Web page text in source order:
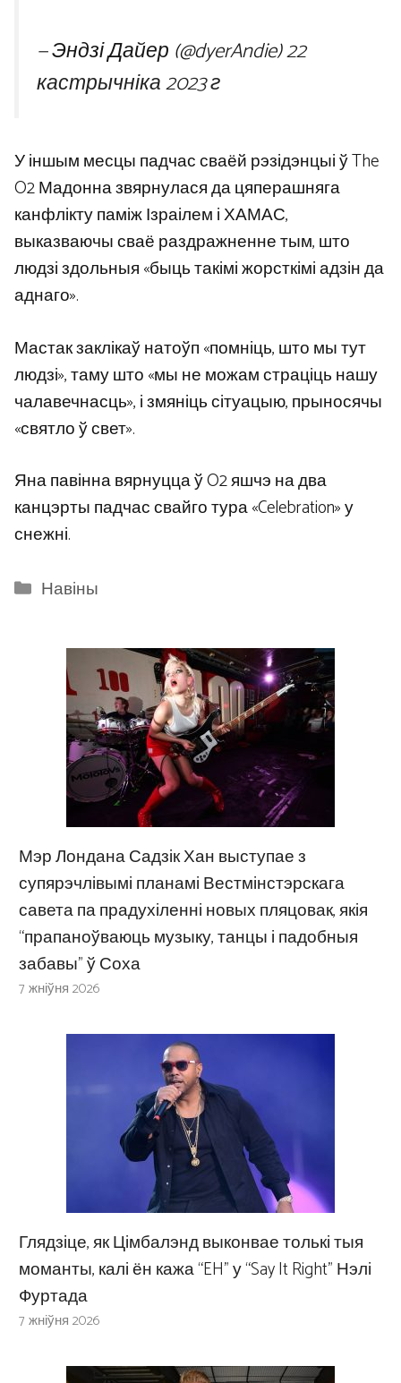
— Эндзі Дайер (@dyerAndie)22
кастрычніка 2023 г
У іншым месцы падчас сваёй рэзідэнцыі ў The
O2 Мадонна звярнулася да цяперашняга
канфлікту паміж Ізраілем і ХАМАС,
выказваючы сваё раздражненне тым, што
людзі здольныя «быць такімі жорсткімі адзін да
аднаго».
Мастак заклікаў натоўп «помніць, што мы тут
людзі», таму што «мы не можам страціць нашу
чалавечнасць», і змяніць сітуацыю, прыносячы
«святло ў свет».
Яна павінна вярнуцца ў O2 яшчэ на два
канцэрты падчас свайго тура «Celebration» у
снежні.
Categories
Навіны
Мэр Лондана Садзік Хан выступае з
супярэчлівымі планамі Вестмінстэрскага
савета па прадухіленні новых пляцовак, якія
“прапаноўваюць музыку, танцы і падобныя
забавы” ў Соха
7 жніўня 2026
Глядзіце, як Цімбалэнд выконвае толькі тыя
моманты, калі ён кажа “EH” у “Say It Right” Нэлі
Фуртада
7 жніўня 2026